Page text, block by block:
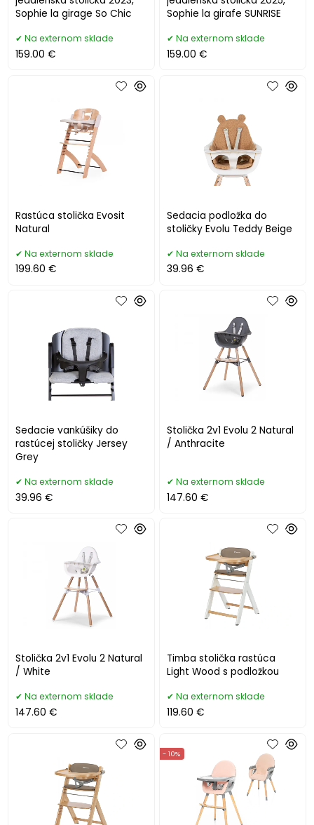
Sophie la girage So Chic
Na externom sklade
159.00 €
Sophie la girafe SUNRISE
Na externom sklade
159.00 €
Rastúca stolička Evosit
Natural
Na externom sklade
199.60 €
Sedacia podložka do
stoličky Evolu Teddy Beige
Na externom sklade
39.96 €
Sedacie vankúšiky do
rastúcej stoličky Jersey
Grey
Na externom sklade
39.96 €
Stolička 2v1 Evolu 2 Natural
/ Anthracite
Na externom sklade
147.60 €
Stolička 2v1 Evolu 2 Natural
/ White
Na externom sklade
147.60 €
Timba stolička rastúca
Light Wood s podložkou
Na externom sklade
119.60 €
- 10%